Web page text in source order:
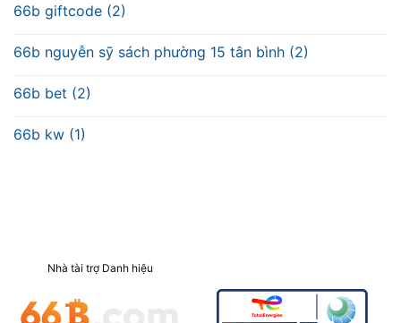
66b giftcode (2)
66b nguyễn sỹ sách phường 15 tân bình (2)
66b bet (2)
66b kw (1)
Nhà tài trợ Danh hiệu